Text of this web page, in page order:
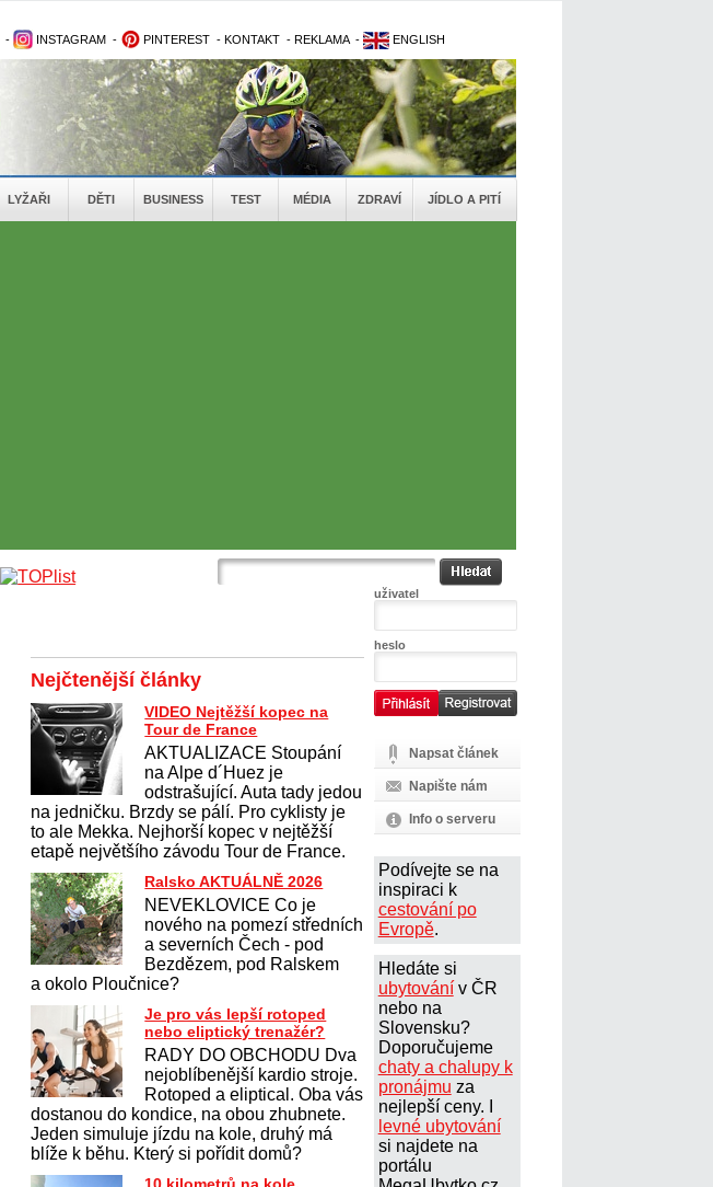
- INSTAGRAM - PINTEREST - KONTAKT - REKLAMA - ENGLISH
LYŽAŘI DĚTI BUSINESS TEST MÉDIA ZDRAVÍ JÍDLO A PITÍ
uživatel
heslo
Napsat článek
Napište nám
Info o serveru
Podívejte se na
inspiraci k
cestování po
Evropě.
Hledáte si
ubytovánív ČR
nebo na
Slovensku?
Doporučujeme
chaty a chalupy k
pronájmu za
nejlepší ceny. I
levné ubytování
si najdete na
portálu
Nejčtenější články
VIDEO Nejtěžší kopec na
Tour de France
AKTUALIZACE Stoupání
na Alpe d´Huez je
odstrašující. Auta tady jedou
na jedničku. Brzdy se pálí. Pro cyklisty je
to ale Mekka. Nejhorší kopec v nejtěžší
etapě největšího závodu Tour de France.
Ralsko AKTUÁLNĚ 2026
NEVEKLOVICE Co je
nového na pomezí středních
a severních Čech - pod
Bezdězem, pod Ralskem
a okolo Ploučnice?
Je pro vás lepší rotoped
nebo eliptický trenažér?
RADY DO OBCHODU Dva
nejoblíbenější kardio stroje.
Rotoped a eliptical. Oba vás
dostanou do kondice, na obou zhubnete.
Jeden simuluje jízdu na kole, druhý má
blíže k běhu. Který si pořídit domů?